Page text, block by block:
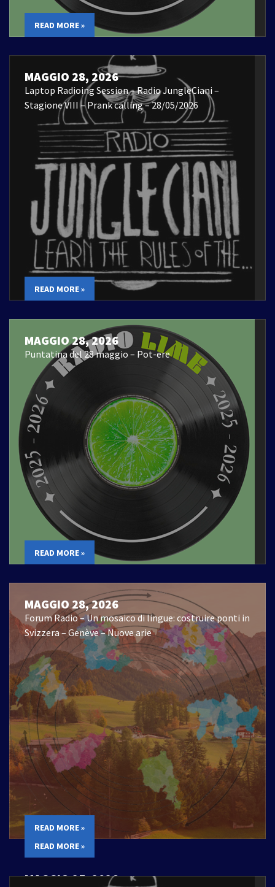
READ MORE »
MAGGIO 28, 2026
Laptop Radioing Session – Radio JungleCiani –
Stagione VIII – Prank calling – 28/05/2026
READ MORE »
MAGGIO 28, 2026
Puntatina del 28 maggio – Pot-ere
READ MORE »
MAGGIO 28, 2026
Forum Radio – Un mosaico di lingue: costruire ponti in
Svizzera – Genève – Nuove arie
READ MORE »
MAGGIO 25, 2026
READ MORE »